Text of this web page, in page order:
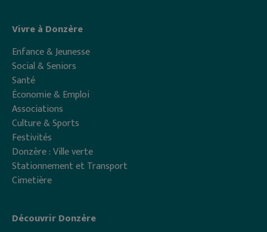
Vivre à Donzère
Enfance & Jeunesse
Social & Seniors
Santé
Économie & Emploi
Associations
Culture & Sports
Festivités
Donzère : Ville verte
Stationnement et Transport
Cimetière
Découvrir Donzère